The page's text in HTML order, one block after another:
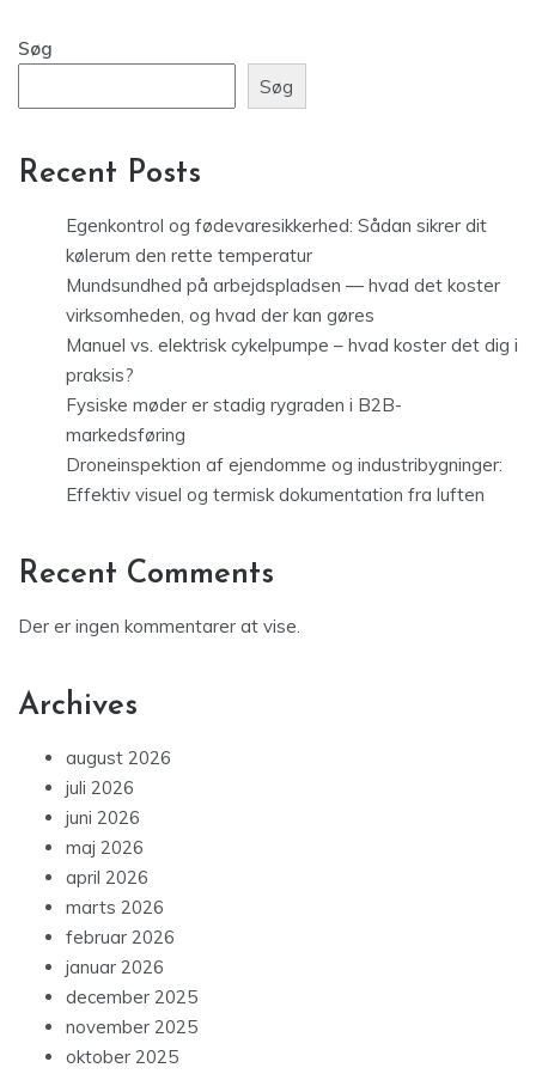
Søg
Søg
Recent Posts
Egenkontrol og fødevaresikkerhed: Sådan sikrer dit
kølerum den rette temperatur
Mundsundhed på arbejdspladsen — hvad det koster
virksomheden, og hvad der kan gøres
Manuel vs. elektrisk cykelpumpe – hvad koster det dig i
praksis?
Fysiske møder er stadig rygraden i B2B-
markedsføring
Droneinspektion af ejendomme og industribygninger:
Effektiv visuel og termisk dokumentation fra luften
Recent Comments
Der er ingen kommentarer at vise.
Archives
august 2026
juli 2026
juni 2026
maj 2026
april 2026
marts 2026
februar 2026
januar 2026
december 2025
november 2025
oktober 2025